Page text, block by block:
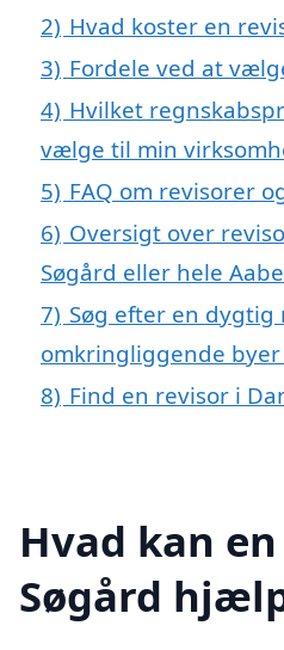
2) Hvad koster en
3) Fordele ved at
4) Hvilket
vælge til min
5) FAQ om revisorer
6) Oversigt over
Søgård eller hele
7) Søg efter en dygtig
omkringliggende byer
8) Find en revisor i
Hvad kan
Søgård